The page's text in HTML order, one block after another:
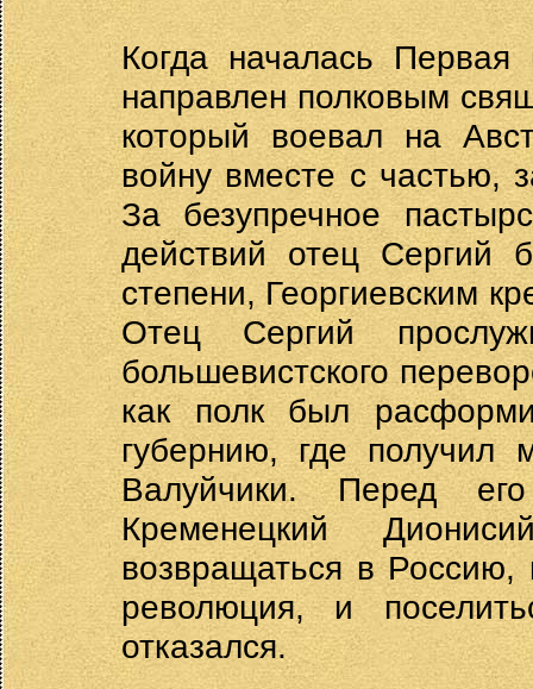
Когда началась
направлен полковым
который воевал на
войну вместе с частью,
За безупречное
действий отец Сергий
степени, Георгиевским
Отец Сергий
большевистского
как полк был
губернию, где получил
Валуйчики. Перед
Кременецкий
возвращаться в Россию,
революция, и
отказался.